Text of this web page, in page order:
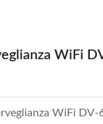
WiFi
WiFi DV-